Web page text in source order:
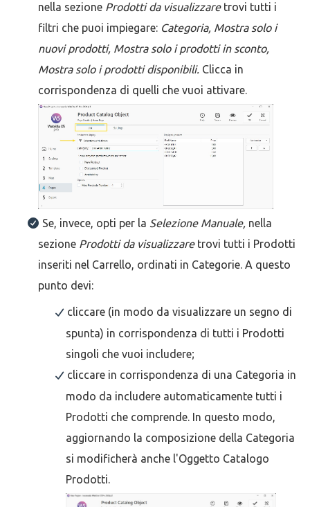
nella sezione Prodotti da visualizzaretrovi tutti i
filtri che puoi impiegare: Categoria, Mostra solo i
nuovi prodotti, Mostra solo i prodotti in sconto,
Mostra solo i prodotti disponibili. Clicca in
corrispondenza di quelli che vuoi attivare.
Se, invece, opti per la Selezione Manuale, nella
sezione Prodotti da visualizzare trovi tutti i Prodotti
inseriti nel Carrello, ordinati in Categorie. A questo
punto devi:
cliccare (in modo da visualizzare un segno di
spunta) in corrispondenza di tutti i Prodotti
singoli che vuoi includere;
cliccare in corrispondenza di una Categoria in
modo da includere automaticamente tutti i
Prodotti che comprende. In questo modo,
aggiornando la composizione della Categoria
si modificherà anche l'Oggetto Catalogo
Prodotti.